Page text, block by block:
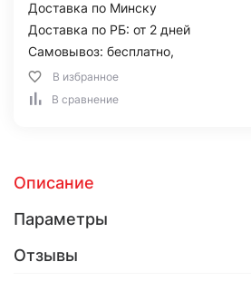
Доставка по Минску
Доставка по РБ: от 2 дней
Самовывоз: бесплатно,
В избранное
В сравнение
Описание
Параметры
Отзывы